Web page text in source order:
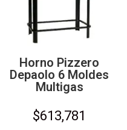
Horno Pizzero
Depaolo 6 Moldes
Multigas
$613,781